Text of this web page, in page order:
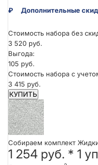
₽ Дополнительные
Стоимость набора без
3 520 руб.
Выгода:
105 руб.
Стоимость набора с
3 415 руб.
КУПИТЬ
Собираем комплект
1 254 руб. * 1